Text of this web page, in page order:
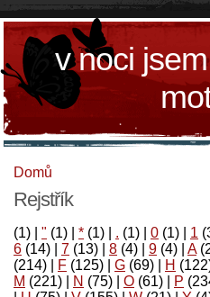
v noci
Domů
Rejstřík
(1) " (1) * (1) . (1) 0 (1) 1
6 (14) 7 (13) 8 (4) 9 (4) A
(214)
F (125) G (69) H
M (221) N (75) O (61) P